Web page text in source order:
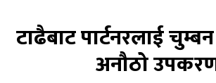
टाढैबाट पार्टनरलाई
अनौठो